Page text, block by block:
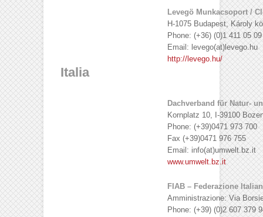
Levegö Munkacsoport /
H-1075 Budapest, Károly
Phone: (+36) (0)1 411 05 09
Email: levego(at)levego.hu
http://levego.hu/
Italia
Dachverband für Natur-
Kornplatz 10, I-39100
Phone: (+39)0471 973 700
Fax (+39)0471 976 755
Email: info(at)umwelt.bz.it
www.umwelt.bz.it
FIAB – Federazione
Amministrazione: Via
Phone: (+39) (0)2 607 379